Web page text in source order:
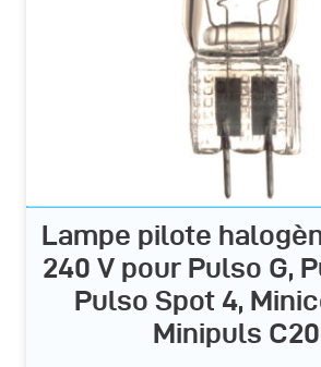
Lampe pilote
240 V pour Pulso G,
Pulso Spot 4,
Minipuls